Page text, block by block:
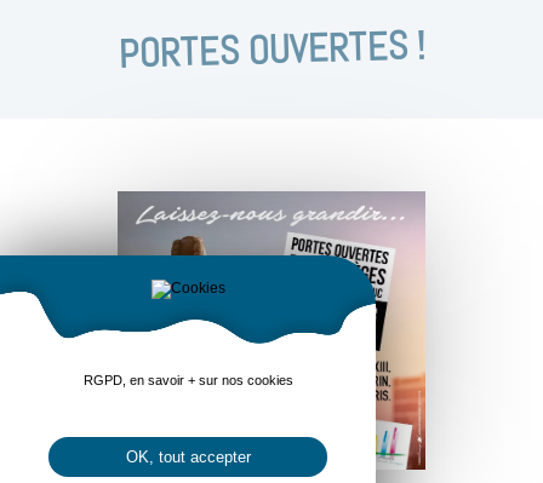
PORTES OUVERTES !
RGPD, en savoir + sur nos cookies
OK, tout accepter